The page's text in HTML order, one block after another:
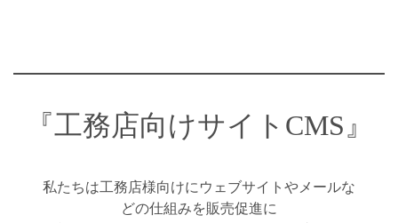
『工務店向けサイトCMS』
私たちは工務店様向けにウェブサイトやメールな
どの仕組みを販売促進に